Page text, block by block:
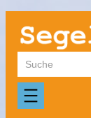
Suchen